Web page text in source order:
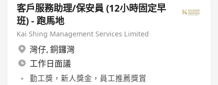
客戶服務助理/保安員 (12小時固定早
班) - 跑馬地
Kai Shing Management Services Limited
灣仔, 銅鑼灣
工作日面議
勤工獎，新人獎金，員工推薦獎賞